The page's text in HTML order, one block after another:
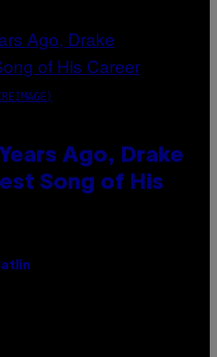
Ago, Drake
Song of His